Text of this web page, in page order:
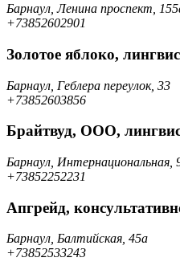
Барнаул, Ленина проспект,
+73852602901
Золотое яблоко,
Барнаул, Геблера переулок, 33
+73852603856
Брайтвуд, ООО,
Барнаул, Интернациональная,
+73852252231
Апгрейд,
Барнаул, Балтийская, 45а
+73852533243